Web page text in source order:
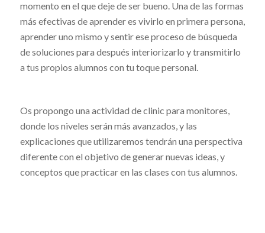
momento en el que deje de ser bueno. Una de las formas
más efectivas de aprender es vivirlo en primera persona,
aprender uno mismo y sentir ese proceso de búsqueda
de soluciones para después interiorizarlo y transmitirlo
a tus propios alumnos con tu toque personal.
Os propongo una actividad de clinic para monitores,
donde los niveles serán más avanzados, y las
explicaciones que utilizaremos tendrán una perspectiva
diferente con el objetivo de generar nuevas ideas, y
conceptos que practicar en las clases con tus alumnos.